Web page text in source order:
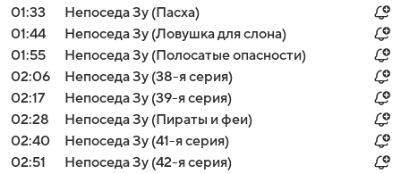
01:33
Непоседа Зу (Пасха)
01:44
Непоседа Зу (Ловушка для слона)
01:55
Непоседа Зу (Полосатые опасности)
02:06
Непоседа Зу (38-я серия)
02:17
Непоседа Зу (39-я серия)
02:28
Непоседа Зу (Пираты и феи)
02:40
Непоседа Зу (41-я серия)
02:51
Непоседа Зу (42-я серия)